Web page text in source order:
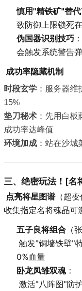
慎用"精铁矿"替
致防御上限锁死
伪国器识别技巧
会触发系统警告
成功率隐藏机制
时段玄学 ：服务器
15%
垫刀秘术 ：先用白
成功率达峰值
环境加成 ：站在沙
三、绝密玩法！[名
点亮将星图谱（超变
收集指定名将魂晶可
五子良将组合 （
触发"铜墙铁壁"
0%血量
卧龙凤雏双魂：
激活"八阵图"防